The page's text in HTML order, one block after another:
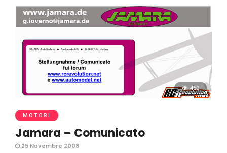
460
MOTORI
Jamara – Comunicato
25 Novembre 2008